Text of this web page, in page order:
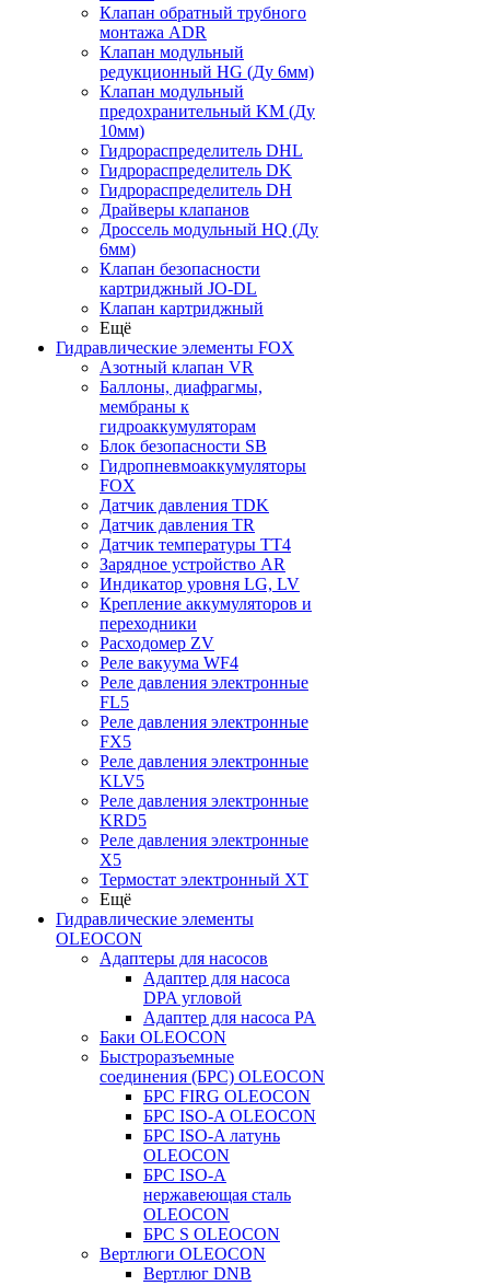
Клапан обратный трубного
монтажа ADR
Клапан модульный
редукционный HG (Ду 6мм)
Клапан модульный
предохранительный KM (Ду
10мм)
Гидрораспределитель DHL
Гидрораспределитель DK
Гидрораспределитель DH
Драйверы клапанов
Дроссель модульный HQ (Ду
6мм)
Клапан безопасности
картриджный JO-DL
Клапан картриджный
Ещё
Гидравлические элементы FOX
Азотный клапан VR
Баллоны, диафрагмы,
мембраны к
гидроаккумуляторам
Блок безопасности SB
Гидропневмоаккумуляторы
FOX
Датчик давления TDK
Датчик давления TR
Датчик температуры TT4
Зарядное устройство AR
Индикатор уровня LG, LV
Крепление аккумуляторов и
переходники
Расходомер ZV
Реле вакуума WF4
Реле давления электронные
FL5
Реле давления электронные
FX5
Реле давления электронные
KLV5
Реле давления электронные
KRD5
Реле давления электронные
X5
Термостат электронный XT
Ещё
Гидравлические элементы
OLEOCON
Адаптеры для насосов
Адаптер для насоса
DPA угловой
Адаптер для насоса PA
Баки OLEOCON
Быстроразъемные
соединения (БРС) OLEOCON
БРС FIRG OLEOCON
БРС ISO-A OLEOCON
БРС ISO-A латунь
OLEOCON
БРС ISO-A
нержавеющая сталь
OLEOCON
БРС S OLEOCON
Вертлюги OLEOCON
Вертлюг DNB